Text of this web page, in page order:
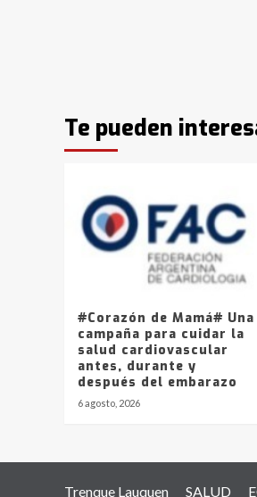
Te pueden
#Corazón de Mamá# Una
campaña para cuidar la
salud cardiovascular
antes, durante y
después del embarazo
6 agosto, 2026
Trenque Lauquen SALUD